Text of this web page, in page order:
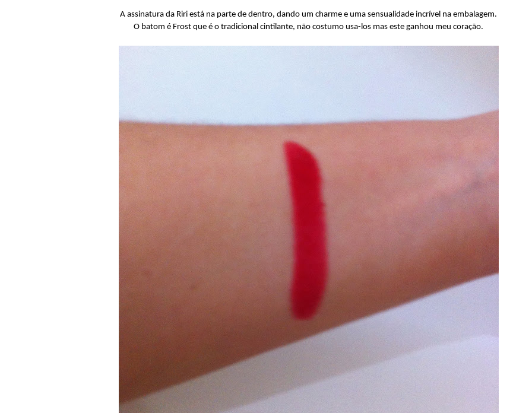
A assinatura da Riri está na parte de dentro, dando um charme e uma sensualidade incrível na embalagem.
O batom é Frost que é o tradicional cintilante, não costumo usa-los mas este ganhou meu coração.